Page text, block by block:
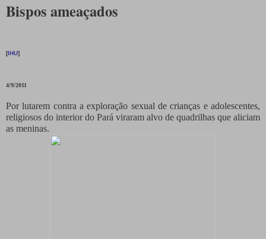
Bispos ameaçados
[IHU]
4/9/2011
Por lutarem contra a exploração sexual de crianças e adolescentes,
religiosos do interior do Pará viraram alvo de quadrilhas que aliciam
as meninas.